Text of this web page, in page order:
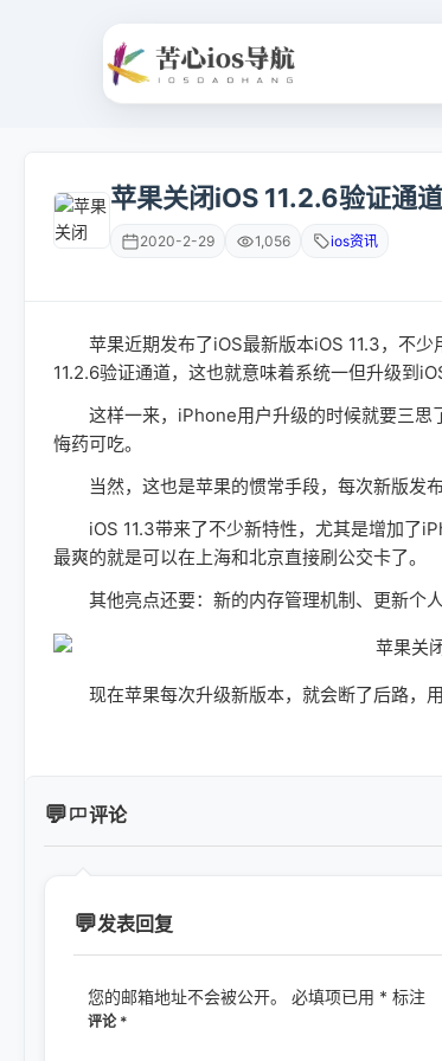
苹果关闭iOS 11.2.6验证通
2020-2-29 1,056 ios资讯
苹果近期发布了iOS最新版本iOS 11.3，不少
11.2.6验证通道，这也就意味着系统一但升级到
这样一来，iPhone用户升级的时候就要三思
悔药可吃。
当然，这也是苹果的惯常手段，每次新版发布
iOS 11.3带来了不少新特性，尤其是增加了
最爽的就是可以在上海和北京直接刷公交卡了。
其他亮点还要：新的内存管理机制、更新个
现在苹果每次升级新版本，就会断了后路，用
评论
发表回复
您的邮箱地址不会被公开。 必填项已用 * 标注
评论 *